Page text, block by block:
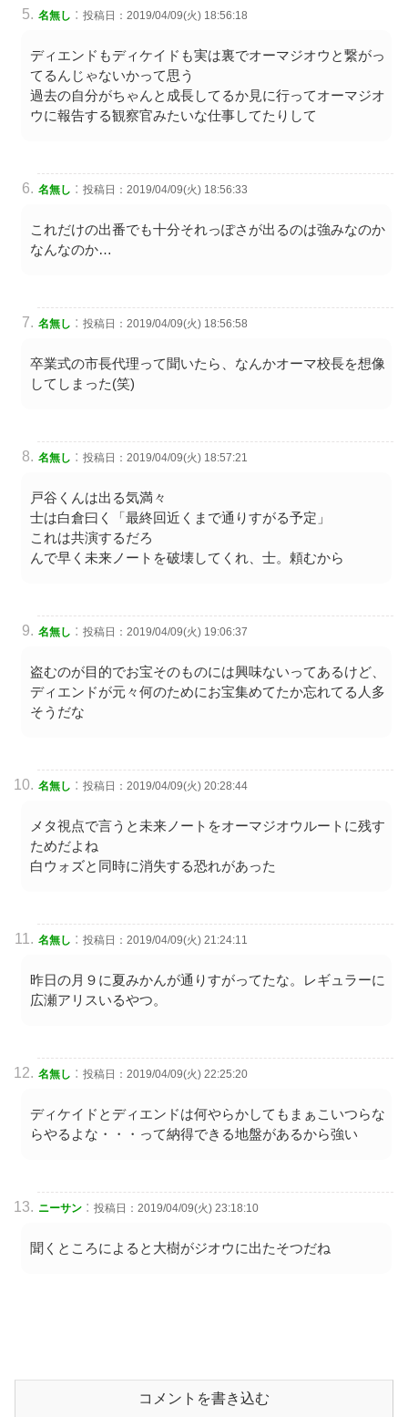
名無し : 投稿日：2019/04/09(火) 18:56:18
ディエンドもディケイドも実は裏でオーマジオウと繋がっ
てるんじゃないかって思う
過去の自分がちゃんと成長してるか見に行ってオーマジオ
ウに報告する観察官みたいな仕事してたりして
名無し : 投稿日：2019/04/09(火) 18:56:33
これだけの出番でも十分それっぽさが出るのは強みなのか
なんなのか…
名無し : 投稿日：2019/04/09(火) 18:56:58
卒業式の市長代理って聞いたら、なんかオーマ校長を想像
してしまった(笑)
名無し : 投稿日：2019/04/09(火) 18:57:21
戸谷くんは出る気満々
士は白倉曰く「最終回近くまで通りすがる予定」
これは共演するだろ
んで早く未来ノートを破壊してくれ、士。頼むから
名無し : 投稿日：2019/04/09(火) 19:06:37
盗むのが目的でお宝そのものには興味ないってあるけど、
ディエンドが元々何のためにお宝集めてたか忘れてる人多
そうだな
名無し : 投稿日：2019/04/09(火) 20:28:44
メタ視点で言うと未来ノートをオーマジオウルートに残す
ためだよね
白ウォズと同時に消失する恐れがあった
名無し : 投稿日：2019/04/09(火) 21:24:11
昨日の月９に夏みかんが通りすがってたな。レギュラーに
広瀬アリスいるやつ。
名無し : 投稿日：2019/04/09(火) 22:25:20
ディケイドとディエンドは何やらかしてもまぁこいつらな
らやるよな・・・って納得できる地盤があるから強い
ニーサン : 投稿日：2019/04/09(火) 23:18:10
聞くところによると大樹がジオウに出たそつだね
コメントを書き込む